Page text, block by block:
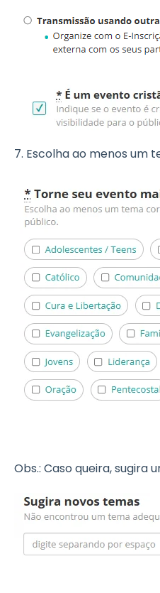
7. Escolha ao menos um
Obs.: Caso queira, sugira